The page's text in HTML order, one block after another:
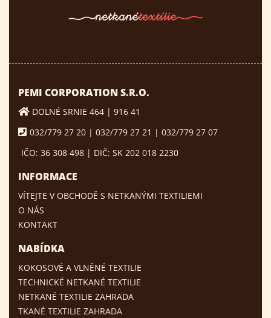
PEMI CORPORATION S.R.O.
DOLNÉ SRNIE 464 | 916 41
032/779 27 20 | 032/779 27 21 | 032/779 27 07
IČO: 36 308 498 | DIČ: SK 202 018 2230
INFORMACE
VÍTEJTE V OBCHODĚ S NETKANÝMI TEXTILIEMI
O NÁS
KONTAKT
NABÍDKA
KOKOSOVÉ A VLNĚNÉ TEXTILIE
TECHNICKÉ NETKANÉ TEXTILIE
NETKANÉ TEXTILIE ZAHRADA
TKANÉ TEXTILIE ZAHRADA